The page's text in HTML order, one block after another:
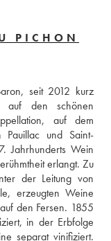
PICHON
seit 2012 kurz
auf den schönen
auf dem
Pauillac und Saint-
Jahrhunderts Wein
erlangt. Zu
der Leitung von
erzeugten Weine
den Fersen. 1855
in der Erbfolge
separat vinifiziert.